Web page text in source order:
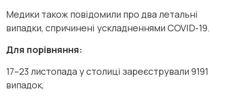
Медики також повідомили про два летальні
випадки, спричинені ускладненнями COVID-19.
Для порівняння:
17–23 листопада у столиці зареєстрували 9191
випадок,